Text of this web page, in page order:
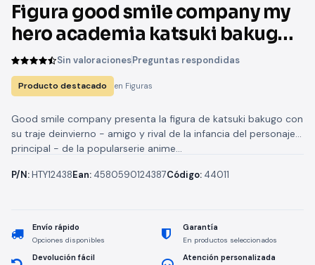
Figura good smile company my
hero academia katsuki bakugo
traje invierno nendoroid
Sin valoracionesPreguntas respondidas
Producto destacado en Figuras
Good smile company presenta la figura de katsuki bakugo con
su traje deinvierno - amigo y rival de la infancia del personaje
principal - de la popularserie anime...
P/N:HTY12438Ean: 4580590124387Código: 44011
Envío rápido
Opciones disponibles
Garantía
En productos seleccionados
Devolución fácil Atención personalizada